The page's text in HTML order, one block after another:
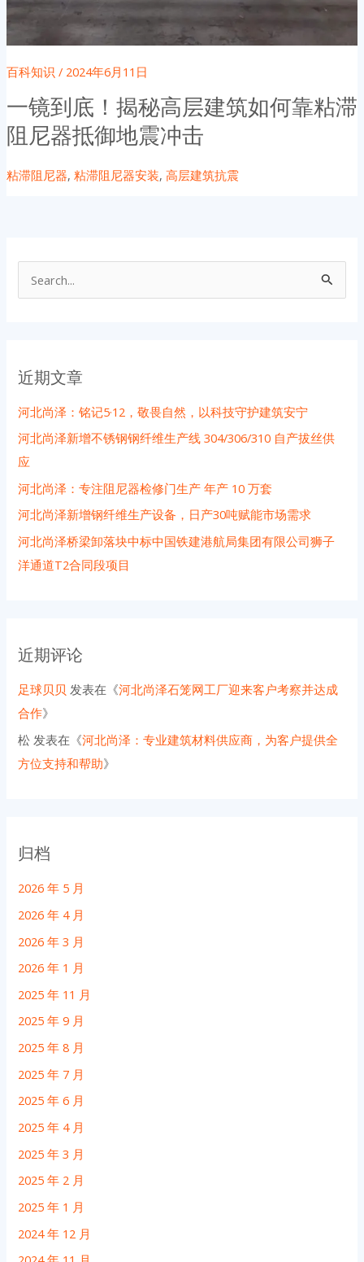
百科知识 / 2024年6月11日
一镜到底！揭秘高层建筑如何靠粘滞
阻尼器抵御地震冲击
粘滞阻尼器, 粘滞阻尼器安装, 高层建筑抗震
近期文章
河北尚泽：铭记5·12，敬畏自然，以科技守护建筑安宁
河北尚泽新增不锈钢钢纤维生产线 304/306/310 自产拔丝供
应
河北尚泽：专注阻尼器检修门生产 年产 10 万套
河北尚泽新增钢纤维生产设备，日产30吨赋能市场需求
河北尚泽桥梁卸落块中标中国铁建港航局集团有限公司狮子
洋通道T2合同段项目
近期评论
足球贝贝 发表在《河北尚泽石笼网工厂迎来客户考察并达成
合作》
松 发表在《河北尚泽：专业建筑材料供应商，为客户提供全
方位支持和帮助》
归档
2026 年 5 月
2026 年 4 月
2026 年 3 月
2026 年 1 月
2025 年 11 月
2025 年 9 月
2025 年 8 月
2025 年 7 月
2025 年 6 月
2025 年 4 月
2025 年 3 月
2025 年 2 月
2025 年 1 月
2024 年 12 月